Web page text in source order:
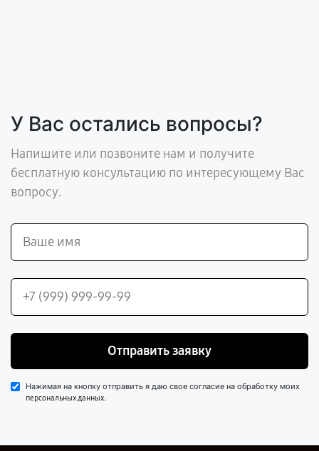
У Вас остались вопросы?
Напишите или позвоните нам и получите
бесплатную консультацию по интересующему Вас
вопросу.
Отправить заявку
Нажимая на кнопку отправить я даю свое согласие на обработку моих
персональных данных.